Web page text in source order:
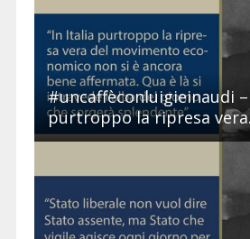
#uncaffèconluigieinaudi
purtroppo la ripresa